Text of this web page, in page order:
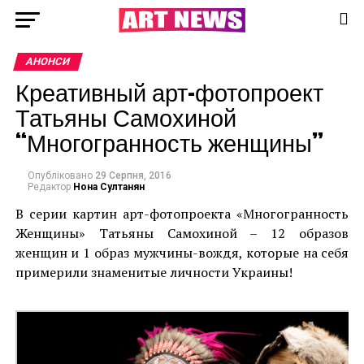
АНОНСИ
Креативный арт-фотопроект
Татьяны Самохиной
“Многогранность женщины”
Опубліковано 29 Серпня, 2016
Редактор Нона Султанян
В серии картин арт-фотопроекта «Многогранность
Женщины» Татьяны Самохиной – 12 образов
женщин и 1 образ мужчины-вождя, которые на себя
примерили знаменитые личности Украины!